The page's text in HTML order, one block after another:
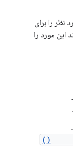
نظر را برای
این مورد را